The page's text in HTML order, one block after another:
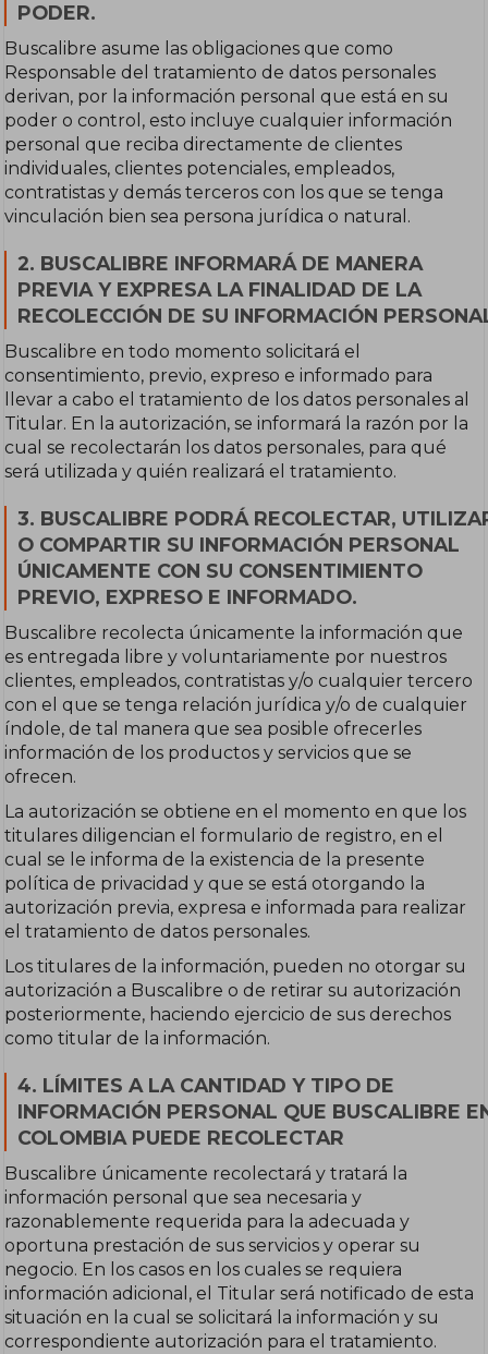
PODER.
Buscalibre asume las obligaciones que como
Responsable del tratamiento de datos personales
derivan, por la información personal que está en su
poder o control, esto incluye cualquier información
personal que reciba directamente de clientes
individuales, clientes potenciales, empleados,
contratistas y demás terceros con los que se tenga
vinculación bien sea persona jurídica o natural.
2. BUSCALIBRE INFORMARÁ DE MANERA
PREVIA Y EXPRESA LA FINALIDAD DE LA
RECOLECCIÓN DE SU INFORMACIÓN
Buscalibre en todo momento solicitará el
consentimiento, previo, expreso e informado para
llevar a cabo el tratamiento de los datos personales al
Titular. En la autorización, se informará la razón por la
cual se recolectarán los datos personales, para qué
será utilizada y quién realizará el tratamiento.
3. BUSCALIBRE PODRÁ RECOLECTAR,
O COMPARTIR SU INFORMACIÓN PERSONAL
ÚNICAMENTE CON SU CONSENTIMIENTO
PREVIO, EXPRESO E INFORMADO.
Buscalibre recolecta únicamente la información que
es entregada libre y voluntariamente por nuestros
clientes, empleados, contratistas y/o cualquier tercero
con el que se tenga relación jurídica y/o de cualquier
índole, de tal manera que sea posible ofrecerles
información de los productos y servicios que se
ofrecen.
La autorización se obtiene en el momento en que los
titulares diligencian el formulario de registro, en el
cual se le informa de la existencia de la presente
política de privacidad y que se está otorgando la
autorización previa, expresa e informada para realizar
el tratamiento de datos personales.
Los titulares de la información, pueden no otorgar su
autorización a Buscalibre o de retirar su autorización
posteriormente, haciendo ejercicio de sus derechos
como titular de la información.
4. LÍMITES A LA CANTIDAD Y TIPO DE
INFORMACIÓN PERSONAL QUE BUSCALIBRE
COLOMBIA PUEDE RECOLECTAR
Buscalibre únicamente recolectará y tratará la
información personal que sea necesaria y
razonablemente requerida para la adecuada y
oportuna prestación de sus servicios y operar su
negocio. En los casos en los cuales se requiera
información adicional, el Titular será notificado de esta
situación en la cual se solicitará la información y su
correspondiente autorización para el tratamiento.